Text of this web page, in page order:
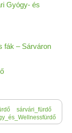
Gyógy- és
fák – Sárváron
sárvári_fürdő